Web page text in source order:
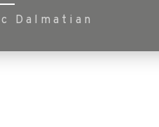
Dalmatian